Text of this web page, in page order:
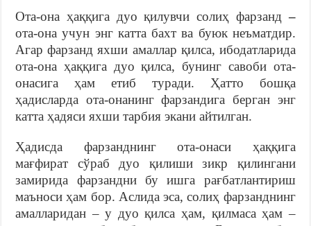
Ота-она ҳаққига дуо қилувчи солиҳ фарзанд–
ота-она учун энг катта бахт ва буюк неъматдир.
Агар фарзанд яхши амаллар қилса, ибодатларида
ота-она ҳаққига дуо қилса, бунинг савоби ота-
онасига ҳам етиб туради. Ҳатто бошқа
ҳадисларда ота-онанинг фарзандига берган энг
катта ҳадяси яхши тарбия экани айтилган.
Ҳадисда фарзанднинг ота-онаси ҳаққига
мағфират сўраб дуо қилиши зикр қилингани
замирида фарзандни бу ишга рағбатлантириш
маъноси ҳам бор. Аслида эса, солиҳ фарзанднинг
амалларидан – у дуо қилса ҳам, қилмаса ҳам –